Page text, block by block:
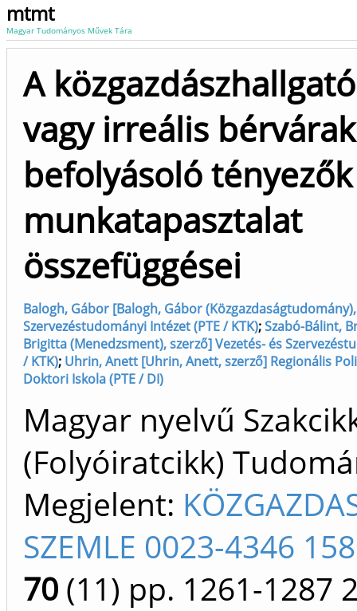
mtmt
Magyar Tudományos Művek Tára
A
vagy irreális
befolyásoló
munkatapasztalat
összefüggései
Balogh, Gábor [Balogh, Gábor
Szervezéstudományi Intézet (PTE / KTK);Szabó-Bálint,
Brigitta (Menedzsment), szerző] Vezetés- és
/ KTK); Uhrin, Anett [Uhrin, Anett, szerző] Regionális
Doktori Iskola (PTE / DI)
Magyar nyelvű
(Folyóiratcikk)
Megjelent:
SZEMLE 0023-4346
70 (11) pp. 1261-1287